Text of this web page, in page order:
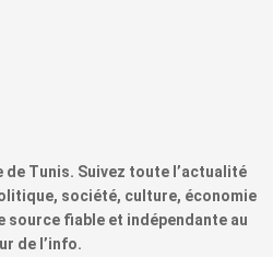
Tunis. Suivez toute l’actualité
société, culture, économie
source fiable et indépendante au
de l’info.